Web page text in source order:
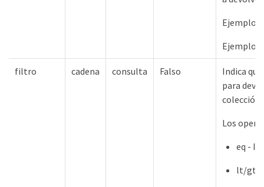
Ejemplos
Ejemplos
filtro cadena consulta Falso
Indica
para
colección.
Los
eq -
lt/gt -